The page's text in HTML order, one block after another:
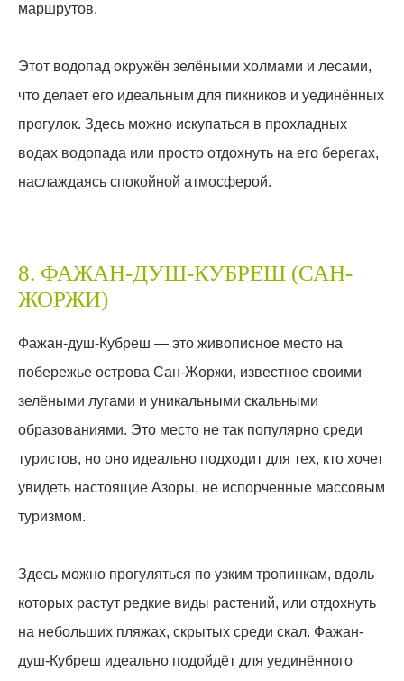
маршрутов.
Этот водопад окружён зелёными холмами и лесами,
что делает его идеальным для пикников и уединённых
прогулок. Здесь можно искупаться в прохладных
водах водопада или просто отдохнуть на его берегах,
наслаждаясь спокойной атмосферой.
8. ФАЖАН-ДУШ-КУБРЕШ (САН-
ЖОРЖИ)
Фажан-душ-Кубреш — это живописное место на
побережье острова Сан-Жоржи, известное своими
зелёными лугами и уникальными скальными
образованиями. Это место не так популярно среди
туристов, но оно идеально подходит для тех, кто хочет
увидеть настоящие Азоры, не испорченные массовым
туризмом.
Здесь можно прогуляться по узким тропинкам, вдоль
которых растут редкие виды растений, или отдохнуть
на небольших пляжах, скрытых среди скал. Фажан-
душ-Кубреш идеально подойдёт для уединённого